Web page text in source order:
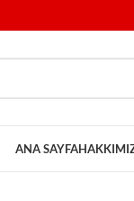
ANA SAYFA